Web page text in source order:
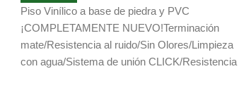
Piso Vinílico a base de piedra y PVC
¡COMPLETAMENTE NUEVO!Terminación
mate/Resistencia al ruido/Sin Olores/Limpieza
con agua/Sistema de unión CLICK/Resistencia